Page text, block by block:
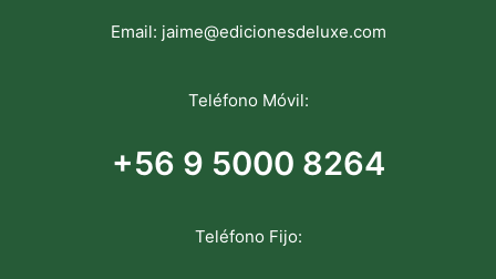
Email: jaime@edicionesdeluxe.com
Teléfono Móvil:
+56 9 5000 8264
Teléfono Fijo: